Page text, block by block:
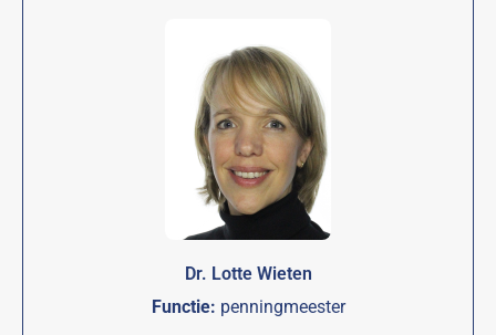
Dr. Lotte Wieten
Functie: penningmeester